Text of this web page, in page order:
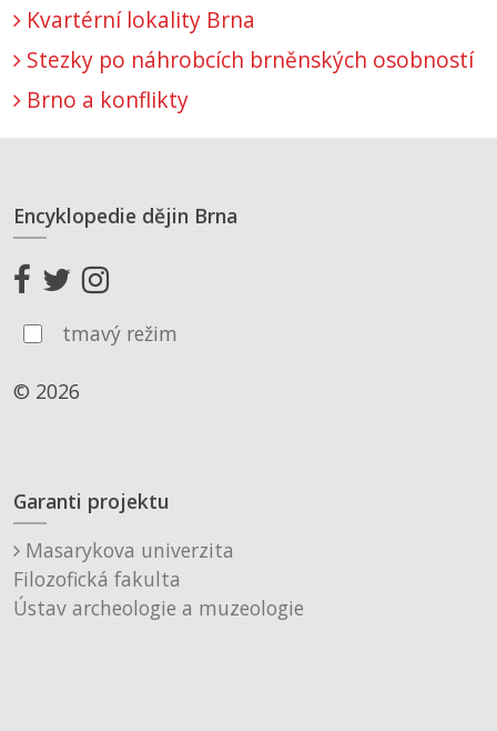
Kvartérní lokality Brna
Stezky po náhrobcích brněnských osobností
Brno a konflikty
Encyklopedie dějin Brna
tmavý režim
© 2026
Garanti projektu
Masarykova univerzita
Filozofická fakulta
Ústav archeologie a muzeologie